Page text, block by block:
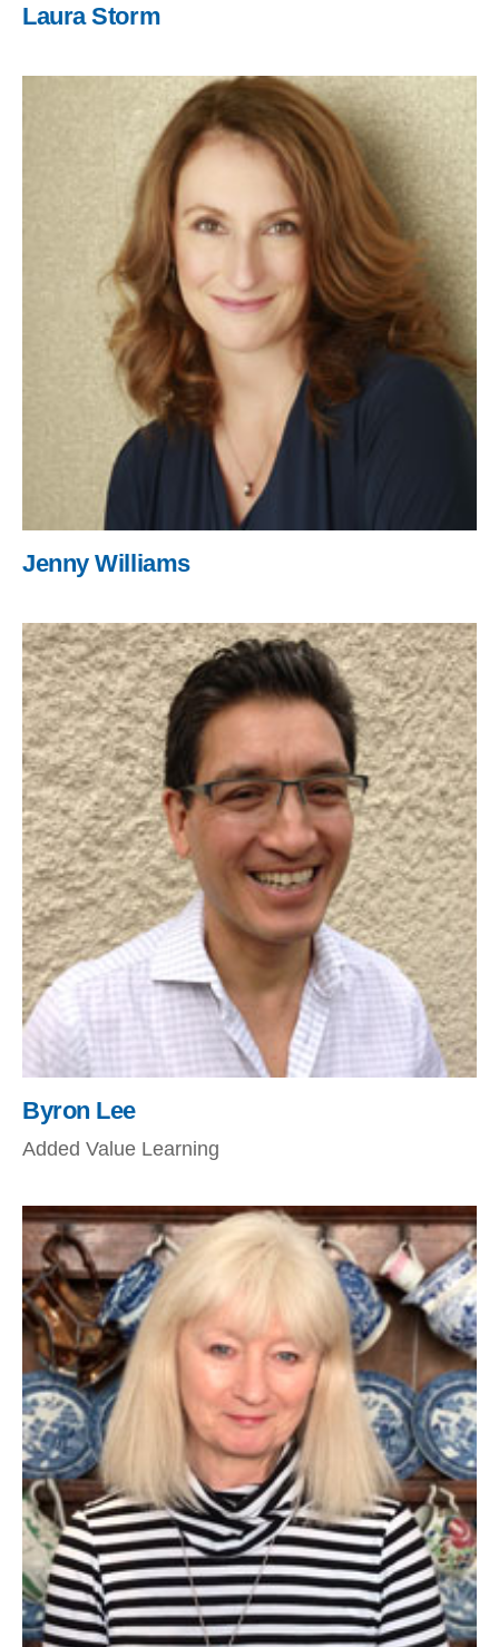
Laura Storm
Jenny Williams
Byron Lee
Added Value Learning